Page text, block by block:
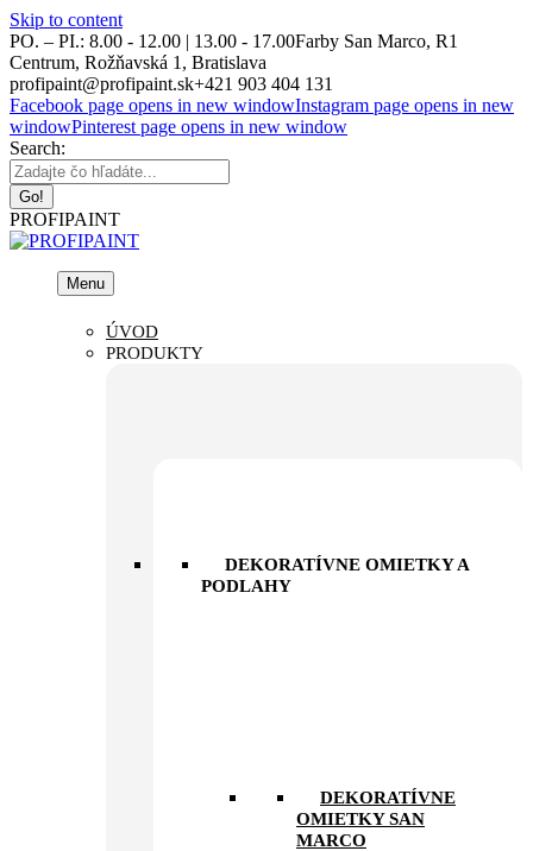
Skip to content
PO. – PI.: 8.00 - 12.00 | 13.00 - 17.00Farby San Marco, R1
Centrum, Rožňavská 1, Bratislava
profipaint@profipaint.sk+421 903 404 131
Facebook page opens in new windowInstagram page opens in new
windowPinterest page opens in new window
Search:
PROFIPAINT
Menu
ÚVOD
PRODUKTY
DEKORATÍVNE OMIETKY A
PODLAHY
DEKORATÍVNE
OMIETKY SAN
MARCO